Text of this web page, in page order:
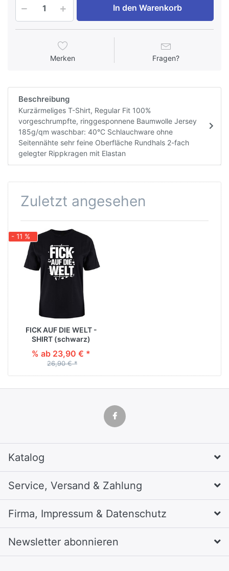
In den Warenkorb
Merken Fragen?
Beschreibung
Kurzärmeliges T-Shirt, Regular Fit 100%
vorgeschrumpfte, ringgesponnene Baumwolle Jersey
185g/qm waschbar: 40°C Schlauchware ohne
Seitennähte sehr feine Oberfläche Rundhals 2-fach
gelegter Rippkragen mit Elastan
Zuletzt angesehen
- 11 %
FICK AUF DIE WELT -
SHIRT (schwarz)
% ab 23,90 € *
26,90 € *
Katalog
Service, Versand & Zahlung
Firma, Impressum & Datenschutz
Newsletter abonnieren